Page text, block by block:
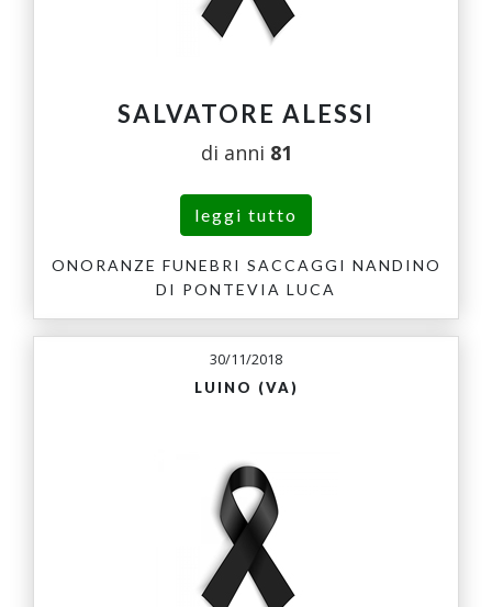
SALVATORE ALESSI
di anni 81
leggi tutto
ONORANZE FUNEBRI SACCAGGI NANDINO
DI PONTEVIA LUCA
30/11/2018
LUINO (VA)